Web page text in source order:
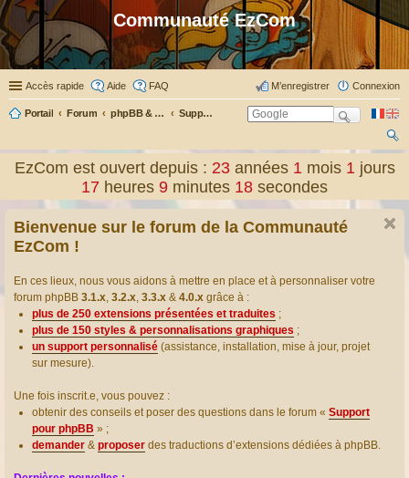
Communauté EzCom
Accès rapide Aide FAQ Connexion
M’enregistrer
Portail Forum phpBB & Co Support pour phpBB
ch
er
EzCom est ouvert depuis : 23 années1 mois1 jours
17 heures 9 minutes 18 secondes
Bienvenue sur le forum de la Communauté
EzCom !
En ces lieux, nous vous aidons à mettre en place et à personnaliser votre
forum phpBB 3.1.x, 3.2.x, 3.3.x & 4.0.x grâce à :
plus de 250 extensions présentées et traduites ;
plus de 150 styles & personnalisations graphiques ;
un support personnalisé (assistance, installation, mise à jour, projet
sur mesure).
Une fois inscrit.e, vous pouvez :
obtenir des conseils et poser des questions dans le forum « Support
pour phpBB » ;
demander & proposer des traductions d’extensions dédiées à phpBB.